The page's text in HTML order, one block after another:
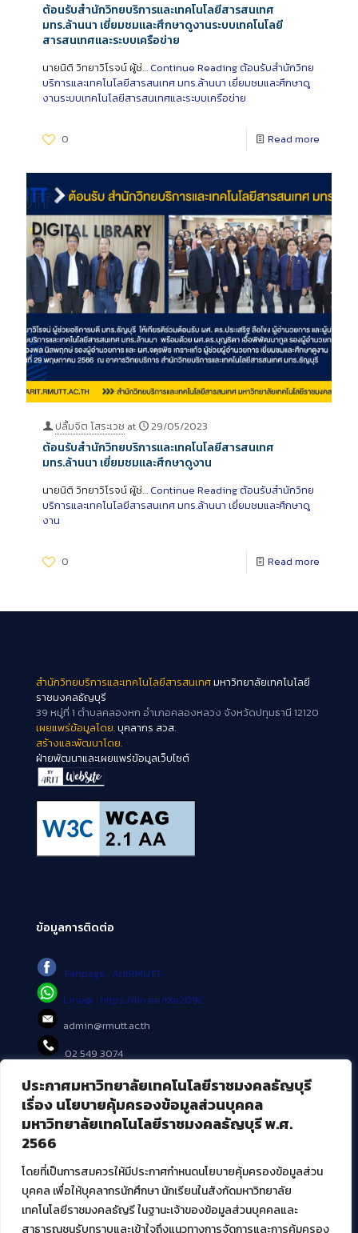
ประกาศมหาวิทยาลัยเทคโนโลยีราชมงคลธัญบุรี
เรื่อง นโยบายคุ้มครองข้อมูลส่วนบุคคล
มหาวิทยาลัยเทคโนโลยีราชมงคลธัญบุรี พ.ศ.
2566
โดยที่เป็นการสมควรให้มีประกาศกำหนดนโยบายคุ้มครองข้อมูลส่วน
บุคคล เพื่อให้บุคลากรนักศึกษา นักเรียนในสังกัดมหาวิทยาลัย
เทคโนโลยีราชมงคลธัญรี ในฐานะเจ้าของข้อมูลส่วนบุคคลและ
สาธารณชนรับทราบและเข้าใจถึงแนวทางการจัดการและการคุ้มครอง
ต้อนรับสำนักวิทยบริการและเทคโนโลยีสารสนเทศ
มทร.ล้านนา เยี่ยมชมและศึกษาดูงานระบบเทคโนโลยี
สารสนเทศและระบบเครือข่าย
นายนิติ วิทยาวิโรจน์ ผู้ช่… Continue Readingต้อนรับสำนักวิทย
บริการและเทคโนโลยีสารสนเทศ มทร.ล้านนา เยี่ยมชมและศึกษาดู
งานระบบเทคโนโลยีสารสนเทศและระบบเครือข่าย
0 Read more
ปลื้มจิต โสระเวช at 29/05/2023
ต้อนรับสำนักวิทยบริการและเทคโนโลยีสารสนเทศ
มทร.ล้านนา เยี่ยมชมและศึกษาดูงาน
นายนิติ วิทยาวิโรจน์ ผู้ช่… Continue Readingต้อนรับสำนักวิทย
บริการและเทคโนโลยีสารสนเทศ มทร.ล้านนา เยี่ยมชมและศึกษาดู
งาน
0 Read more
สำนักวิทยบริการและเทคโนโลยีสารสนเทศมหาวิทยาลัยเทคโนโลยี
ราชมงคลธัญบุรี
39 หมู่ที่ 1 ตำบลคลองหก อำเภอคลองหลวง จังหวัดปทุมธานี 12120
เผยแพร่ข้อมูลโดย.บุคลากร สวส.
สร้างและพัฒนาโดย.
ฝ่ายพัฒนาและเผยแพร่ข้อมูลเว็บไซต์
ข้อมูลการติดต่อ
Fanpage : AritRMUTT
Line@ : https://lin.ee/tXe209C
admin@rmutt.ac.th
02 549 3074
บริการอื่นๆ ของ สวส.
ศูนย์สื่อดิจิทัล
ศูนย์นวัตกรรมและความรู้
สมัยใหม่ (MoSeC)